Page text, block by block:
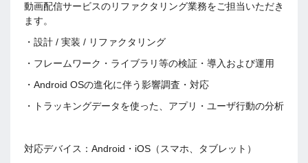
動画配信サービスのリファクタリング業務をご担当いただき
ます。
・設計 / 実装 / リファクタリング
・フレームワーク・ライブラリ等の検証・導入および運用
・Android OSの進化に伴う影響調査・対応
・トラッキングデータを使った、アプリ・ユーザ行動の分析
対応デバイス：Android・iOS（スマホ、タブレット）